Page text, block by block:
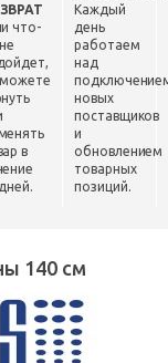
что-
в
Каждый
день
работаем
над
новых
поставщиков
и
обновлением
товарных
позиций.
140 см